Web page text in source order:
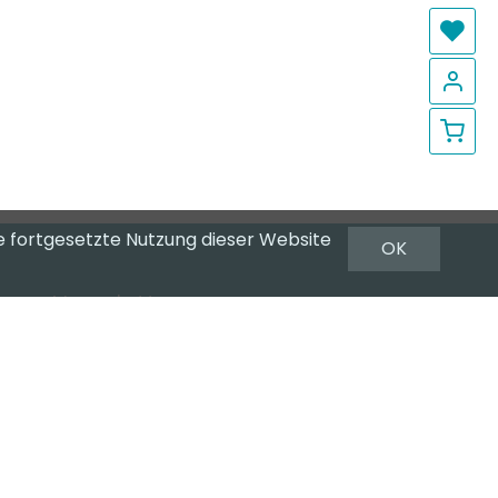
Newsletter
OK
fortgesetzte Nutzung dieser Website